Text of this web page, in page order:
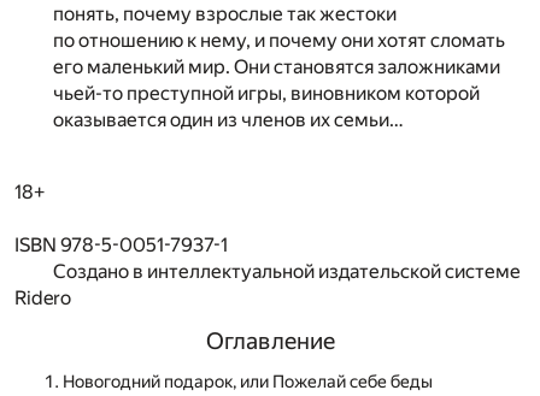
понять, почему взрослые так жестоки
по отношению к нему, и почему они хотят сломать
его маленький мир. Они становятся заложниками
чьей-то преступной игры, виновником которой
оказывается один из членов их семьи…
18+
ISBN 978-5-0051-7937-1
Создано в интеллектуальной издательской системе
Ridero
Оглавление
Новогодний подарок, или Пожелай себе беды